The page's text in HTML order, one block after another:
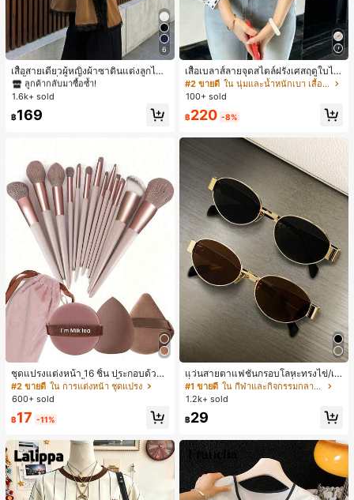
6
เสื้อสายเดี่ยวผู้หญิงผ้าซาตินแต่งลูกไม้
- เสื้อสายเดี่ยวฤดูร้อนสีคากีมีรอยผ่าด้า
นข้างที่น่าดึงดูดแบบสบายๆ
#1 ขายดี
ใน สีกากี เสื้อสตรี เสื้อเบลาส์ & Tee
ลูกค้ากลับมาซื้อซ้ำ!
#1 ขายดี
ลูกค้ากลับมาซื้อซ้ำ!
#1 ขายดี
ลูกค้ากลับมาซื้อซ้ำ!
#1 ขายดี
ใน สีกากี เสื้อสตรี เสื้อเบลาส์ & Tee
1.6k+ sold
฿169
ชุดแปรงแต่งหน้า 16 ชิ้น ประกอบด้วยแ
ปรงแต่งหน้า 13 ชิ้น, ฟองน้ำแต่งหน้ารู
ปหยดน้ำ 1 ชิ้น, แปรงแป้งรองพื้นกลม 1
1 ชิ้น - ชุดคลาสสิก ทำจากขนสังเคราะ
หญิงและเด็กผู้หญิง เหมาะสำหรับฤดูใบ
ไม้ร่วงและฤดูหนาว
#2 ขายดี ใน การแต่งหน้า ชุดแปรง
600+ sold
฿17 -11%
เสื้อเบลาส์ลายจุดสไตล์ฝรั่งเศสฤดูใบไม้
ร่วง, ทรงเข้ารูป, แขนยาวคอวี, สไตล์ให
ม่ฤดูใบไม้ผลิ, ป้องกันแสงแดด, ใส่ไป
#2 ขายดี
ใน นุ่มและน้ำหนักเบา เสื้อสตรี เสื้อเบลาส์ & Tee
100+ sold
฿220 -8%
แว่นสายตาแฟชั่นกรอบโลหะทรงไข่/เห
ลี่ยมสำหรับผู้หญิง (กรอบครึ่ง), เหมาะ
สำหรับใส่ในชีวิตประจำวันและกิจกรรม
#1 ขายดี
ใน กีฬาและกิจกรรมกลางแจ้ง
1.2k+ sold
฿29